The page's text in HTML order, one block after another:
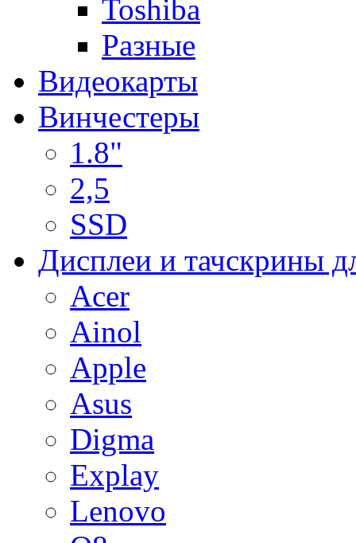
Toshiba
Разные
Видеокарты
Винчестеры
1.8"
2,5
SSD
Дисплеи и тачскрины
Acer
Ainol
Apple
Asus
Digma
Explay
Lenovo